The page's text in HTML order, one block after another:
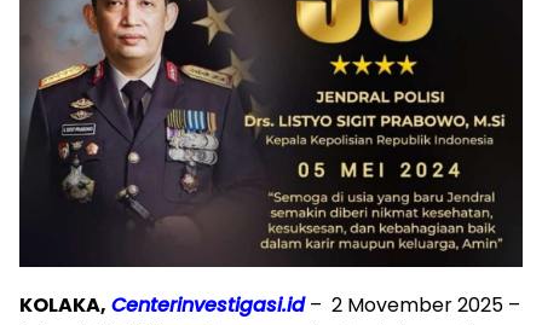
KOLAKA, Centerinvestigasi.id– 2 Movember 2025 –